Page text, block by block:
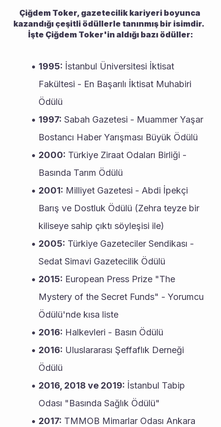
Çiğdem Toker, gazetecilik kariyeri boyunca
kazandığı çeşitli ödüllerle tanınmış bir isimdir.
İşte Çiğdem Toker'in aldığı bazı ödüller:
1995: İstanbul Üniversitesi İktisat
Fakültesi - En Başarılı İktisat Muhabiri
Ödülü
1997: Sabah Gazetesi - Muammer Yaşar
Bostancı Haber Yarışması Büyük Ödülü
2000: Türkiye Ziraat Odaları Birliği -
Basında Tarım Ödülü
2001: Milliyet Gazetesi - Abdi İpekçi
Barış ve Dostluk Ödülü (Zehra teyze bir
kiliseye sahip çıktı söyleşisi ile)
2005: Türkiye Gazeteciler Sendikası -
Sedat Simavi Gazetecilik Ödülü
2015: European Press Prize "The
Mystery of the Secret Funds" - Yorumcu
Ödülü'nde kısa liste
2016: Halkevleri - Basın Ödülü
2016: Uluslararası Şeffaflık Derneği
Ödülü
2016, 2018 ve 2019: İstanbul Tabip
Odası "Basında Sağlık Ödülü"
2017: TMMOB Mimarlar Odası Ankara